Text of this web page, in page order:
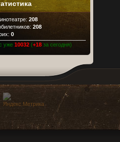
208
208
0
уже10032 (+18 за сегодня)